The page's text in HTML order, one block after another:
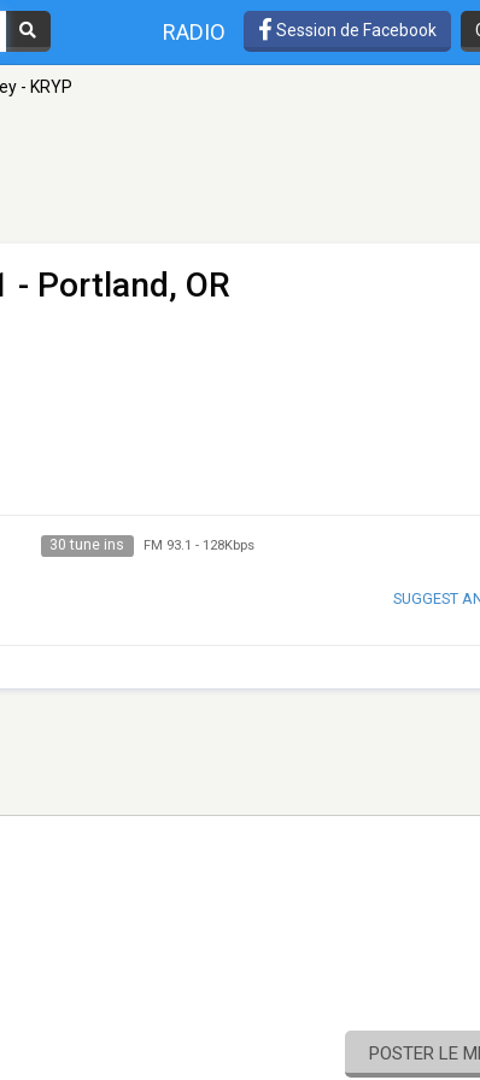
RADIO Session de Facebook
- KRYP
- Portland, OR
30 tune ins FM 93.1 - 128Kbps
SUGGEST
POSTER LE